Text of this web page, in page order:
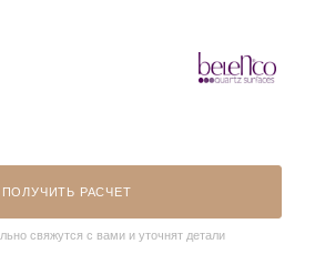
ПОЛУЧИТЬ РАСЧЕТ
свяжутся с вами и уточнят детали